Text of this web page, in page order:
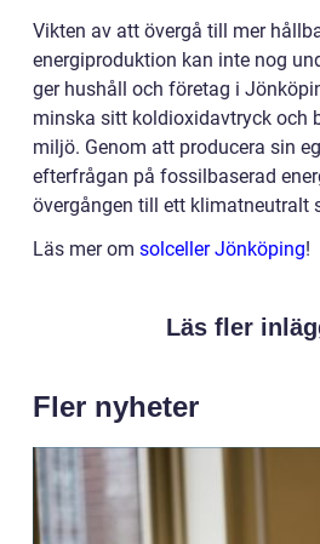
Vikten av att övergå till mer
energiproduktion kan inte nog
ger hushåll och företag i
minska sitt koldioxidavtryck och
miljö. Genom att producera sin
efterfrågan på fossilbaserad
övergången till ett klimatneutralt
Läs mer om solceller Jönköping!
Läs fler
Fler nyheter